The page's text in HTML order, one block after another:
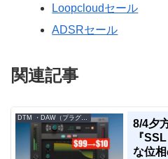
Loopcloudセール
ADSRセール
関連記事
DTM ・DAW（プラグイン、シンセなど）のセール情報
8/4夕
『
な位